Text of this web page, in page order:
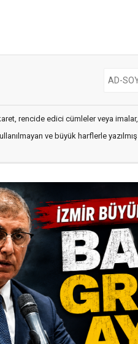
rencide edici cümleler veya
ve büyük harflerle